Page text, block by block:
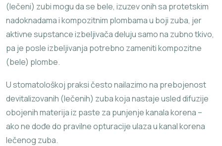
(lečeni) zubi mogu da se bele, izuzev onih sa protetskim
nadoknadama i kompozitnim plombama u boji zuba, jer
aktivne supstance izbeljivača deluju samo na zubno tkivo,
pa je posle izbeljivanja potrebno zameniti kompozitne
(bele) plombe.
U stomatološkoj praksi često nailazimo na prebojenost
devitalizovanih (lečenih) zuba koja nastaje usled difuzije
obojenih materija iz paste za punjenje kanala korena –
ako ne dođe do pravilne opturacije ulaza u kanal korena
lečenog zuba.